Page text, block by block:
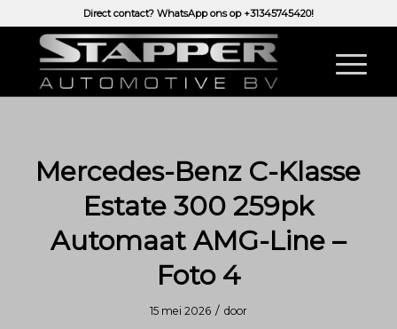
Direct contact? WhatsApp ons op +31345745420!
Mercedes-Benz C-Klasse
Estate 300 259pk
Automaat AMG-Line –
Foto 4
15 mei 2026 / door